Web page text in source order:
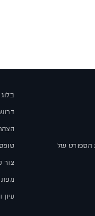
הספורט של
בלוג
צור